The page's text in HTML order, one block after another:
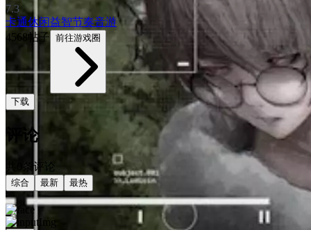
7.3
卡通休闲益智节奏音游
4568帖子 前往游戏圈
下载
评论
共0条评论
综合 最新 最热